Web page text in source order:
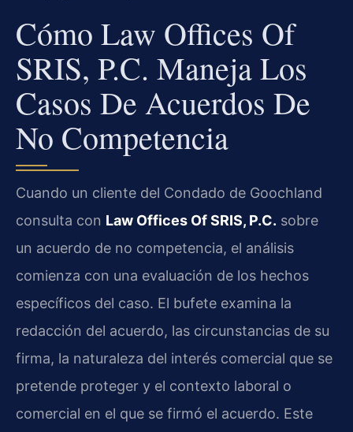
Cómo Law Offices Of
SRIS, P.C. Maneja Los
Casos De Acuerdos De
No Competencia
Cuando un cliente del Condado de Goochland
consulta con Law Offices Of SRIS, P.C. sobre
un acuerdo de no competencia, el análisis
comienza con una evaluación de los hechos
específicos del caso. El bufete examina la
redacción del acuerdo, las circunstancias de su
firma, la naturaleza del interés comercial que se
pretende proteger y el contexto laboral o
comercial en el que se firmó el acuerdo. Este